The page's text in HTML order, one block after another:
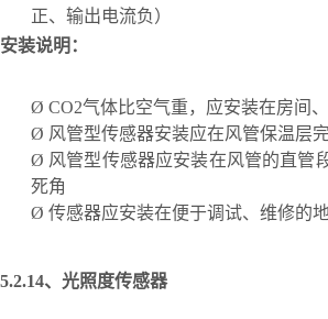
正、输出电流负）
安装说明：
Ø CO2气体比空气重，应安装在房间
Ø 风管型传感器安装应在风管保温层
Ø 风管型传感器应安装在风管的直管
死角
Ø 传感器应安装在便于调试、维修的
5.2.14、 光照度传感器